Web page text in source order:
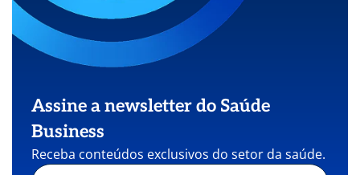
Assine a newsletter do Saúde
Business
Receba conteúdos exclusivos do setor da saúde.